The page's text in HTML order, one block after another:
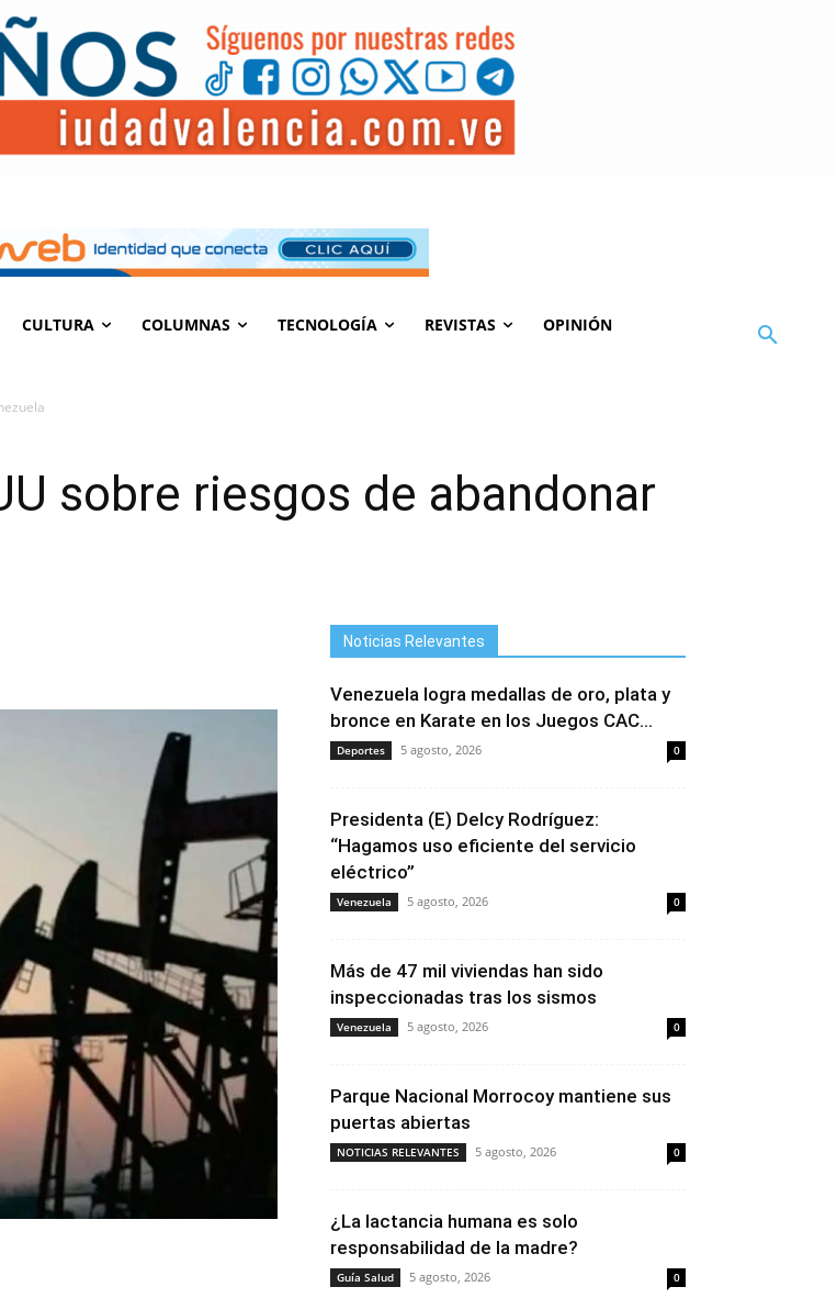
CULTURA COLUMNAS TECNOLOGÍA REVISTAS OPINIÓN
sobre riesgos de abandonar
Noticias Relevantes
Venezuela logra medallas de oro, plata y
bronce en Karate en los Juegos CAC...
Deportes 5 agosto, 2026 0
Presidenta (E) Delcy Rodríguez:
“Hagamos uso eficiente del servicio
eléctrico”
Venezuela 5 agosto, 2026 0
Más de 47 mil viviendas han sido
inspeccionadas tras los sismos
Venezuela 5 agosto, 2026 0
Parque Nacional Morrocoy mantiene sus
puertas abiertas
NOTICIAS RELEVANTES 5 agosto, 2026 0
¿La lactancia humana es solo
responsabilidad de la madre?
Guía Salud 5 agosto, 2026 0